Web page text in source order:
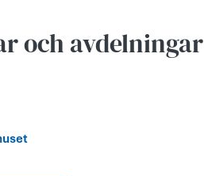
och avdelningar